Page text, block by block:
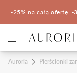
-25% na całą ofertę,
Kategorie
Auroria Pierścionki